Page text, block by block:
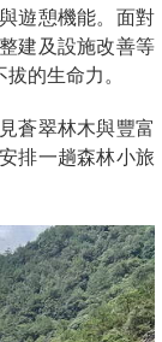
遊憩機能。面對
建及設施改善等
的生命力。
蒼翠林木與豐富
排一趟森林小旅